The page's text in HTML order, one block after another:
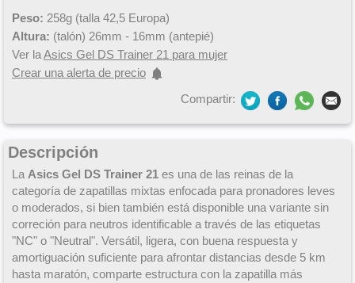
Peso: 258g (talla 42,5 Europa)
Altura: (talón) 26mm - 16mm (antepié)
Ver laAsics Gel DS Trainer 21 para mujer
Crear una alerta de precio
Compartir:
Descripción
La Asics Gel DS Trainer 21 es una de las reinas de la
categoría de zapatillas mixtas enfocada para pronadores leves
o moderados, si bien también está disponible una variante sin
correción para neutros identificable a través de las etiquetas
"NC" o "Neutral". Versátil, ligera, con buena respuesta y
amortiguación suficiente para afrontar distancias desde 5 km
hasta maratón, comparte estructura con la zapatilla más